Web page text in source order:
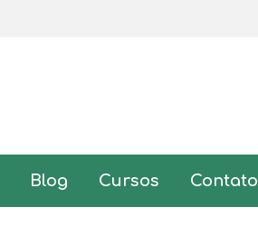
Blog Cursos Contato